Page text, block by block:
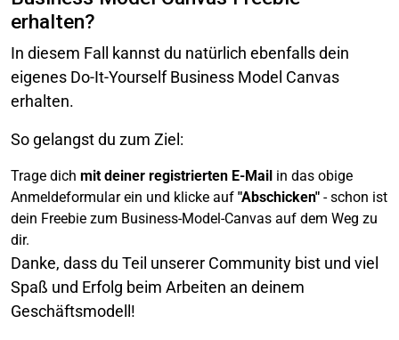
erhalten?
In diesem Fall kannst du natürlich ebenfalls dein
eigenes Do-It-Yourself Business Model Canvas
erhalten.
So gelangst du zum Ziel:
Trage dich mit deiner registrierten E-Mail in das obige
Anmeldeformular ein und klicke auf "Abschicken" - schon ist
dein Freebie zum Business-Model-Canvas auf dem Weg zu
dir.
Danke, dass du Teil unserer Community bist und viel
Spaß und Erfolg beim Arbeiten an deinem
Geschäftsmodell!